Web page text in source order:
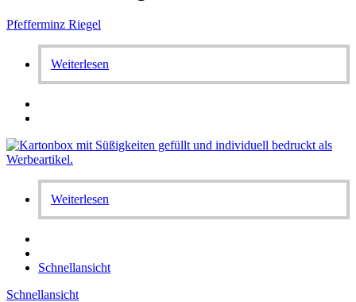
Pfefferminz Riegel
Weiterlesen
Weiterlesen
Schnellansicht
Schnellansicht